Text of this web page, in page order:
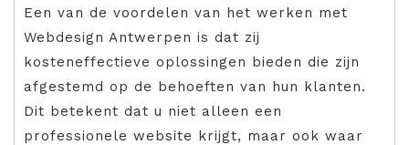
Een van de voordelen van het werken met
Webdesign Antwerpen is dat zij
kosteneffectieve oplossingen bieden die zijn
afgestemd op de behoeften van hun klanten.
Dit betekent dat u niet alleen een
professionele website krijgt, maar ook waar